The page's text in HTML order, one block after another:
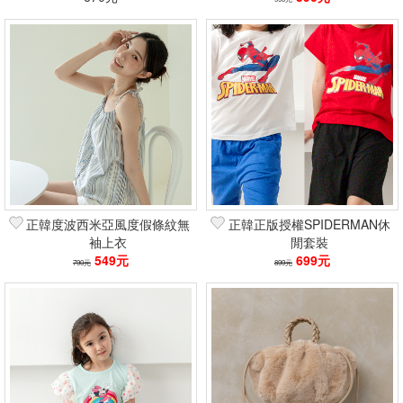
正韓度波西米亞風度假條紋無
袖上衣
790元 549元
正韓正版授權SPIDERMAN休
閒套裝
899元 699元